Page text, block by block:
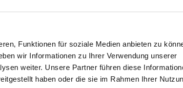
Funktionen für soziale Medien anbieten zu
wir Informationen zu Ihrer Verwendung unserer
weiter. Unsere Partner führen diese
haben oder die sie im Rahmen Ihrer